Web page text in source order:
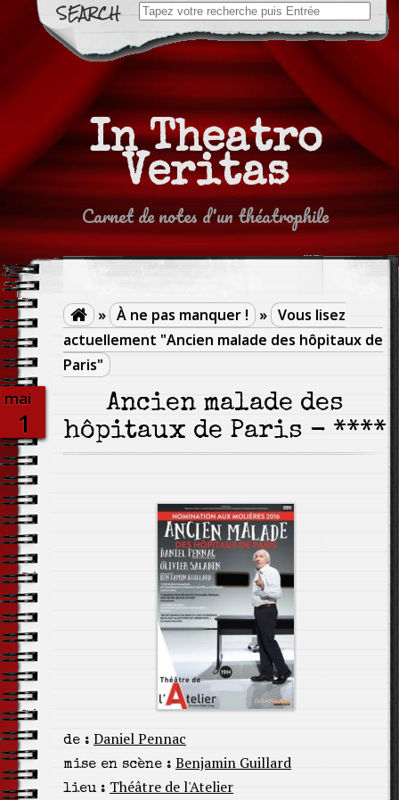
Search
for:
In Theatro
Veritas
Carnet de notes d'un théatrophile
 » À ne pas manquer ! » Vous lisez
actuellement "Ancien malade des hôpitaux de
Paris"
mai
1
Ancien malade des
hôpitaux de Paris - ****
de : Daniel Pennac
mise en scène : Benjamin Guillard
lieu : Théâtre de l'Atelier